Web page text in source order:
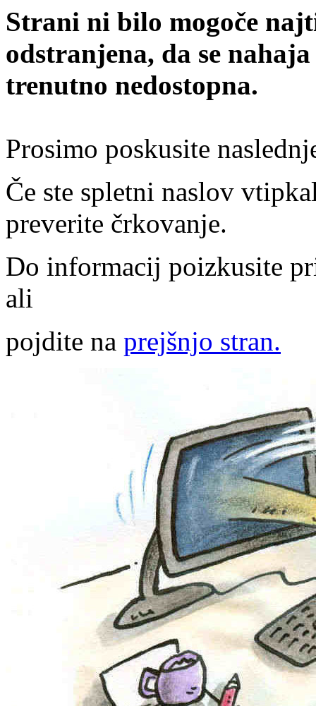
Strani ni bilo mogoče
odstranjena, da se
trenutno nedostopna.
Prosimo poskusite
Če ste spletni naslov
preverite črkovanje.
Do informacij poizkusite
ali
pojdite na prejšnjo stran.